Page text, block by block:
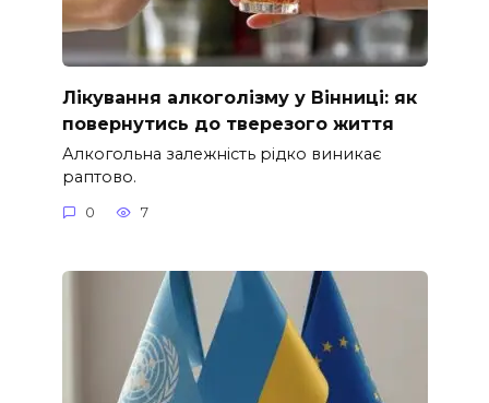
Лікування алкоголізму у Вінниці: як
повернутись до тверезого життя
Алкогольна залежність рідко виникає
раптово.
0 7